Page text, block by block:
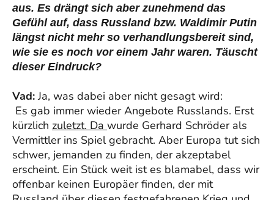
aus. Es drängt sich aber zunehmend das
Gefühl auf, dass Russland bzw. Waldimir Putin
längst nicht mehr so verhandlungsbereit sind,
wie sie es noch vor einem Jahr waren. Täuscht
dieser Eindruck?
Vad:Ja, was dabei aber nicht gesagt wird:
Es gab immer wieder Angebote Russlands. Erst
kürzlich zuletzt. Da wurde Gerhard Schröder als
Vermittler ins Spiel gebracht. Aber Europa tut sich
schwer, jemanden zu finden, der akzeptabel
erscheint. Ein Stück weit ist es blamabel, dass wir
offenbar keinen Europäer finden, der mit